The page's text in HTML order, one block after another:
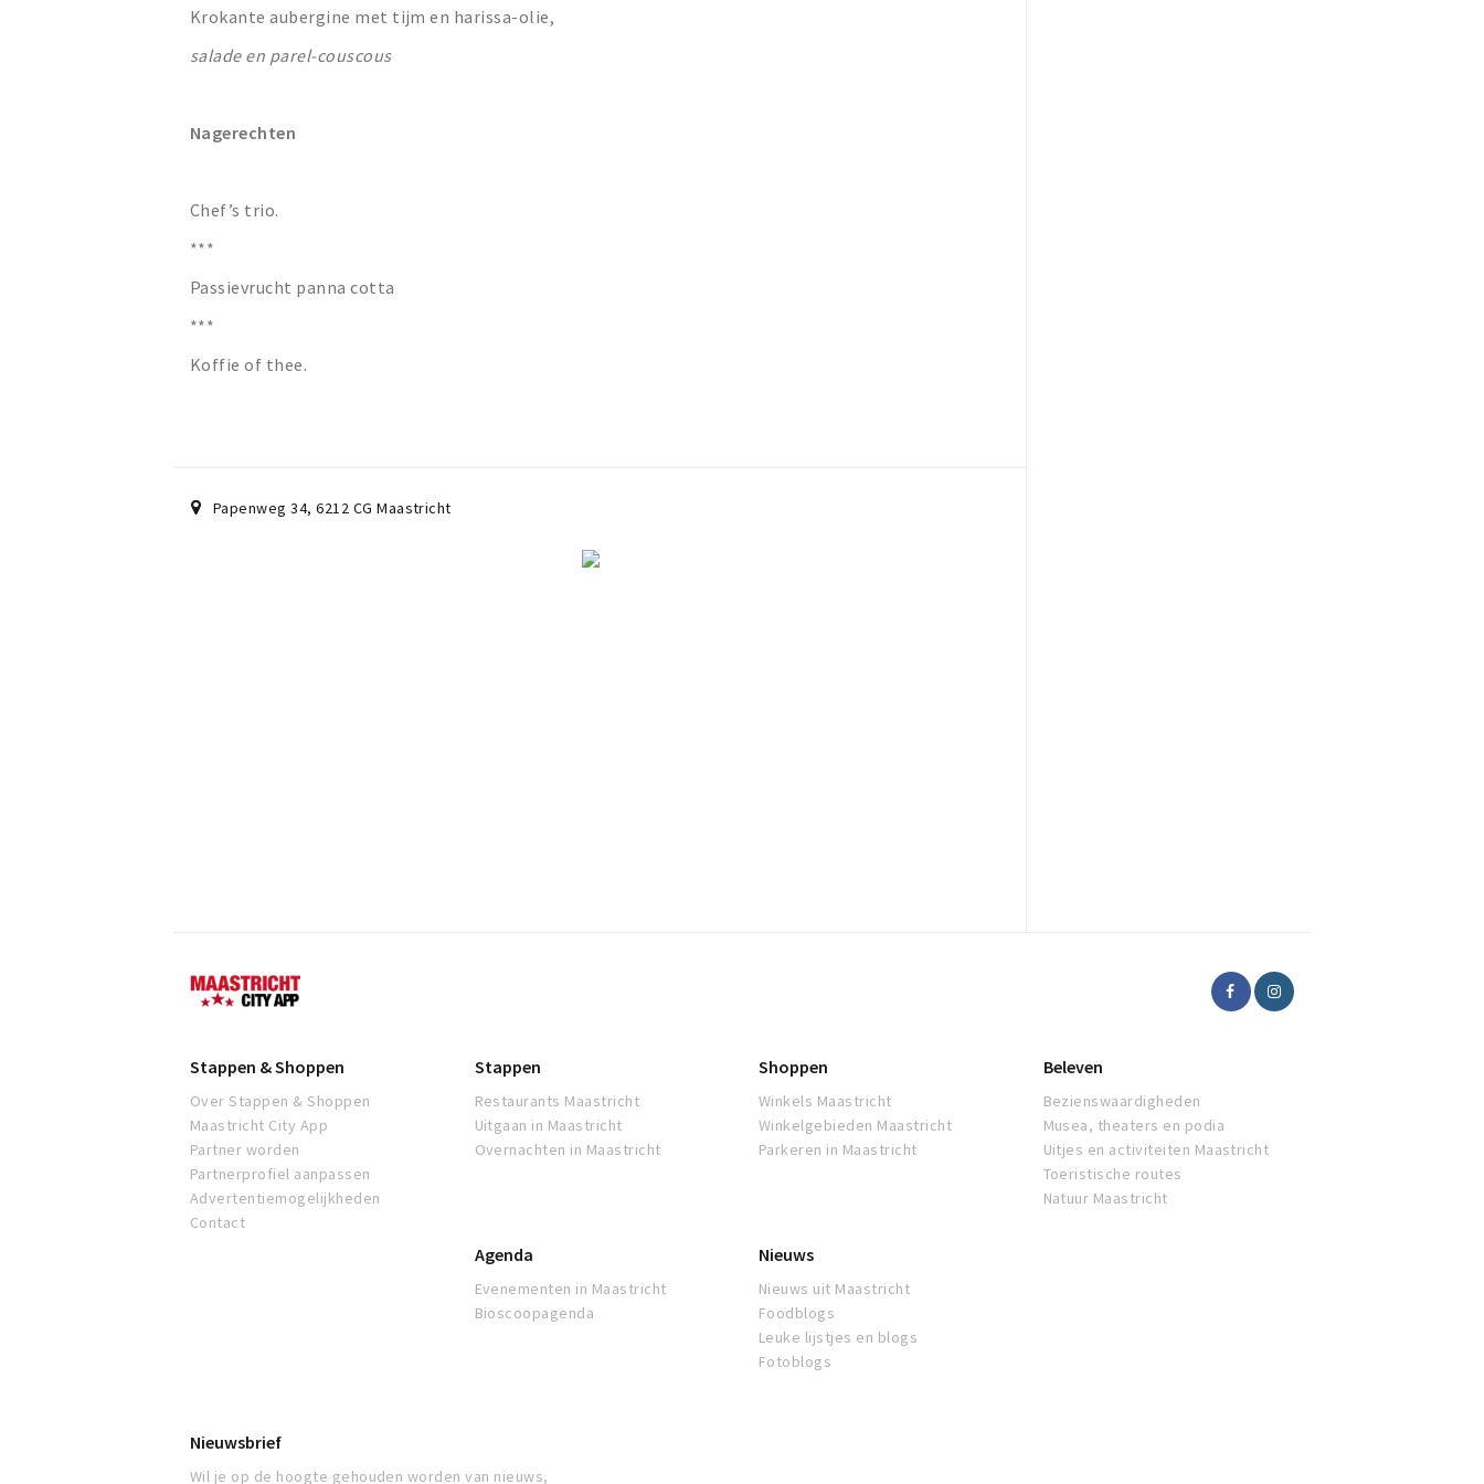
Krokante aubergine met tijm en harissa-olie,
salade en parel-couscous
Nagerechten
Chef’s trio.
***
Passievrucht panna cotta
***
Koffie of thee.
Papenweg 34,6212 CG Maastricht
Maastricht
Stappen & Shoppen
Over Stappen & Shoppen
Maastricht City App
Partner worden
Partnerprofiel aanpassen
Advertentiemogelijkheden
Contact
Stappen
Restaurants Maastricht
Uitgaan in Maastricht
Overnachten in Maastricht
Shoppen
Winkels Maastricht
Winkelgebieden Maastricht
Parkeren in Maastricht
Beleven
Bezienswaardigheden
Musea, theaters en podia
Uitjes en activiteiten Maastricht
Toeristische routes
Natuur Maastricht
Agenda
Evenementen in Maastricht
Bioscoopagenda
Nieuws
Nieuws uit Maastricht
Foodblogs
Leuke lijstjes en blogs
Fotoblogs
Nieuwsbrief
Wil je op de hoogte gehouden worden van nieuws,